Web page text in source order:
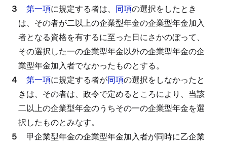
３ 第一項に規定する者は、 同項の選択をしたとき
は、その者が二以上の企業型年金の企業型年金加入
者となる資格を有するに至った日にさかのぼって、
その選択した一の企業型年金以外の企業型年金の企
業型年金加入者でなかったものとする。
４ 第一項に規定する者が同項の選択をしなかったと
きは、その者は、政令で定めるところにより、当該
二以上の企業型年金のうちその一の企業型年金を選
択したものとみなす。
５ 甲企業型年金の企業型年金加入者が同時に乙企業